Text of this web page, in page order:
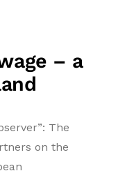
– a
The
on the